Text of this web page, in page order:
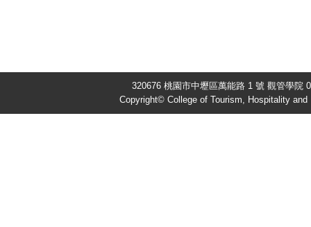
320676 桃園市中壢區萬能路 1 號 觀管學院
Copyright© College of Tourism, Hospitality